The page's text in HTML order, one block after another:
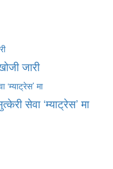
जारी
सेवा ‘म्याट्रेस’ मा